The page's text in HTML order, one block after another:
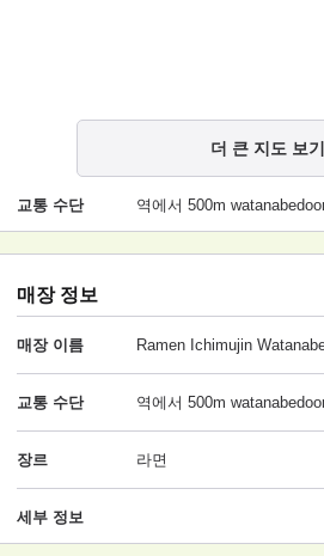
더 큰 지도 보기
교통 수단 역에서 500m
매장 정보
매장 이름 Ramen Ichimujin
교통 수단 역에서 500m
장르 라면
세부 정보